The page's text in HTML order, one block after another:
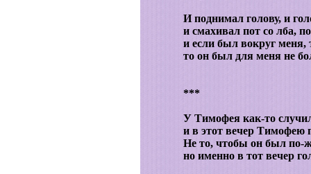
И поднимал голову, и
и смахивал пот со лба,
и если был вокруг
то он был для меня не
***
У Тимофея как-то
и в этот вечер Тимофею
Не то, чтобы он был по-
но именно в тот вечер